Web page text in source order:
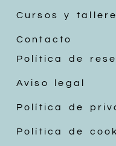
Cursos y
Contacto
Política de
Aviso legal
Política de
Política de